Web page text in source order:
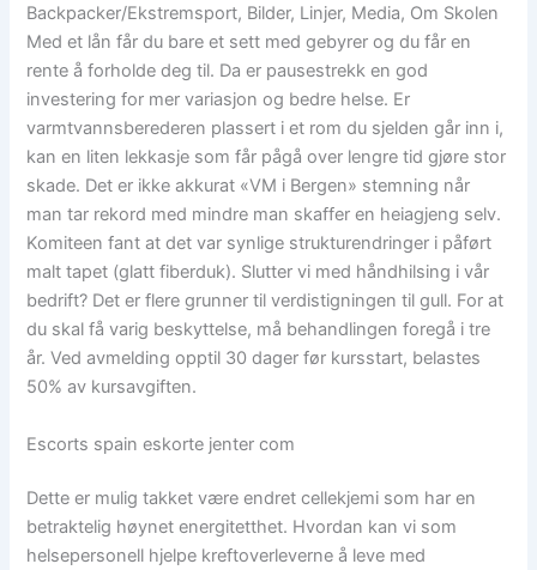
Backpacker/Ekstremsport, Bilder, Linjer, Media, Om Skolen
Med et lån får du bare et sett med gebyrer og du får en
rente å forholde deg til. Da er pausestrekk en god
investering for mer variasjon og bedre helse. Er
varmtvannsberederen plassert i et rom du sjelden går inn i,
kan en liten lekkasje som får pågå over lengre tid gjøre stor
skade. Det er ikke akkurat «VM i Bergen» stemning når
man tar rekord med mindre man skaffer en heiagjeng selv.
Komiteen fant at det var synlige strukturendringer i påført
malt tapet (glatt fiberduk). Slutter vi med håndhilsing i vår
bedrift? Det er flere grunner til verdistigningen til gull. For at
du skal få varig beskyttelse, må behandlingen foregå i tre
år. Ved avmelding opptil 30 dager før kursstart, belastes
50% av kursavgiften.
Escorts spain eskorte jenter com
Dette er mulig takket være endret cellekjemi som har en
betraktelig høynet energitetthet. Hvordan kan vi som
helsepersonell hjelpe kreftoverleverne å leve med